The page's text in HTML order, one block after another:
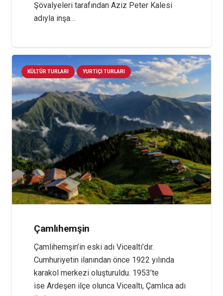
Şövalyeleri tarafından Aziz Peter Kalesi
adıyla inşa…
KÜLTÜR TURLARI YURTIÇI TURLARI
Çamlıhemşin
Çamlıhemşin’in eski adı Vicealtı’dır.
Cumhuriyetin ilanından önce 1922 yılında
karakol merkezi oluşturuldu. 1953’te
ise Ardeşen ilçe olunca Vicealtı, Çamlıca adı